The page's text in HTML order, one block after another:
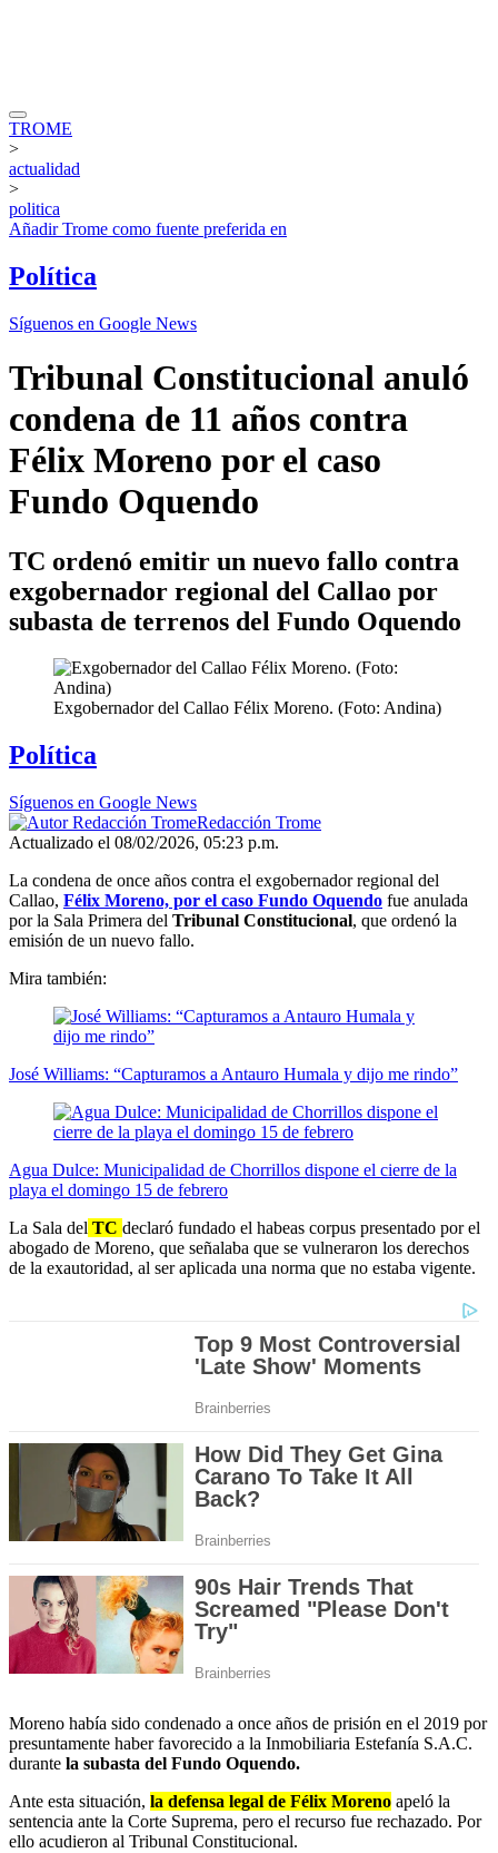
TROME
>
actualidad
>
politica
AñadirTrome como fuente preferida en
Política
Síguenos en Google News
Tribunal Constitucional anuló
condena de 11 años contra
Félix Moreno por el caso
Fundo Oquendo
TC ordenó emitir un nuevo fallo contra
exgobernador regional del Callao por
subasta de terrenos del Fundo Oquendo
Exgobernador del Callao Félix Moreno. (Foto: Andina)
Política
Síguenos en Google News
Redacción Trome
Actualizado el 08/02/2026, 05:23 p.m.
La condena de once años contra el exgobernador regional del
Callao, Félix Moreno, por el caso Fundo Oquendo fue anulada
por la Sala Primera del Tribunal Constitucional, que ordenó la
emisión de un nuevo fallo.
Mira también:
José Williams: “Capturamos a Antauro Humala y dijo me rindo”
Agua Dulce: Municipalidad de Chorrillos dispone el cierre de la
playa el domingo 15 de febrero
La Sala del TC declaró fundado el habeas corpus presentado por el
abogado de Moreno, que señalaba que se vulneraron los derechos
de la exautoridad, al ser aplicada una norma que no estaba vigente.
Moreno había sido condenado a once años de prisión en el 2019 por
presuntamente haber favorecido a la Inmobiliaria Estefanía S.A.C.
durante la subasta del Fundo Oquendo.
Ante esta situación, la defensa legal de Félix Moreno apeló la
sentencia ante la Corte Suprema, pero el recurso fue rechazado. Por
ello acudieron al Tribunal Constitucional.